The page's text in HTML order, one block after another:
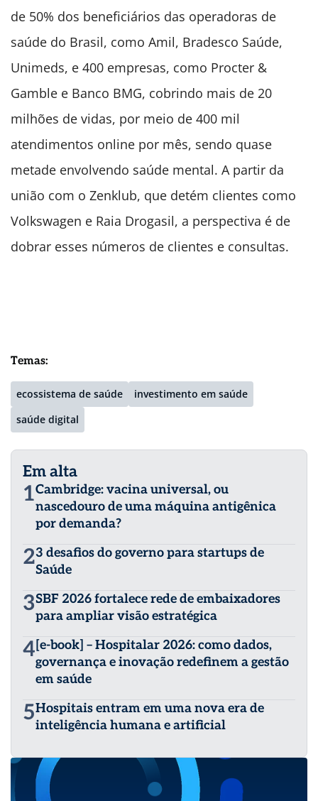
de 50% dos beneficiários das operadoras de
saúde do Brasil, como Amil, Bradesco Saúde,
Unimeds, e 400 empresas, como Procter &
Gamble e Banco BMG, cobrindo mais de 20
milhões de vidas, por meio de 400 mil
atendimentos online por mês, sendo quase
metade envolvendo saúde mental. A partir da
união com o Zenklub, que detém clientes como
Volkswagen e Raia Drogasil, a perspectiva é de
dobrar esses números de clientes e consultas.
Temas:
ecossistema de saúde
investimento em saúde
saúde digital
Em alta
1Cambridge: vacina universal, ou
nascedouro de uma máquina antigênica
por demanda?
23 desafios do governo para startups de
Saúde
3SBF 2026 fortalece rede de embaixadores
para ampliar visão estratégica
4[e-book] – Hospitalar 2026: como dados,
governança e inovação redefinem a gestão
em saúde
5Hospitais entram em uma nova era de
inteligência humana e artificial